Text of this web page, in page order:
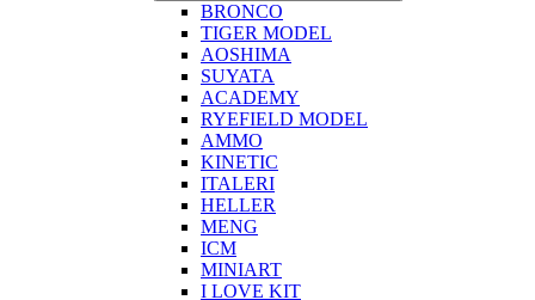
BRONCO
TIGER MODEL
AOSHIMA
SUYATA
ACADEMY
RYEFIELD MODEL
AMMO
KINETIC
ITALERI
HELLER
MENG
ICM
MINIART
I LOVE KIT